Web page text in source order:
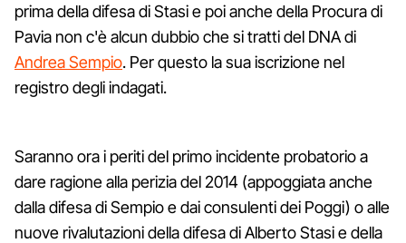
prima della difesa di Stasi e poi anche della Procura di
Pavia non c'è alcun dubbio che si tratti del DNA di
Andrea Sempio. Per questo la sua iscrizione nel
registro degli indagati.
Saranno ora i periti del primo incidente probatorio a
dare ragione alla perizia del 2014 (appoggiata anche
dalla difesa di Sempio e dai consulenti dei Poggi) o alle
nuove rivalutazioni della difesa di Alberto Stasi e della